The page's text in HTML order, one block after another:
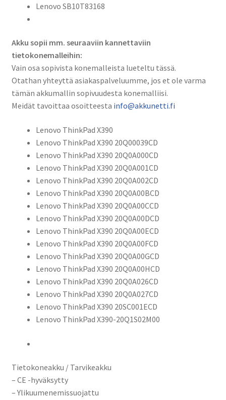
Lenovo SB10T83168
Akku sopii mm. seuraaviin kannettaviin
tietokonemalleihin:
Vain osa sopivista konemalleista lueteltu tässä.
Otathan yhteyttä asiakaspalveluumme, jos et ole varma
tämän akkumallin sopivuudesta konemalliisi.
Meidät tavoittaa osoitteesta info@akkunetti.fi
Lenovo ThinkPad X390
Lenovo ThinkPad X390 20Q00039CD
Lenovo ThinkPad X390 20Q0A000CD
Lenovo ThinkPad X390 20Q0A001CD
Lenovo ThinkPad X390 20Q0A002CD
Lenovo ThinkPad X390 20Q0A00BCD
Lenovo ThinkPad X390 20Q0A00CCD
Lenovo ThinkPad X390 20Q0A00DCD
Lenovo ThinkPad X390 20Q0A00ECD
Lenovo ThinkPad X390 20Q0A00FCD
Lenovo ThinkPad X390 20Q0A00GCD
Lenovo ThinkPad X390 20Q0A00HCD
Lenovo ThinkPad X390 20Q0A026CD
Lenovo ThinkPad X390 20Q0A027CD
Lenovo ThinkPad X390 20SC001ECD
Lenovo ThinkPad X390-20Q1S02M00
Tietokoneakku / Tarvikeakku
– CE -hyväksytty
– Ylikuumenemissuojattu